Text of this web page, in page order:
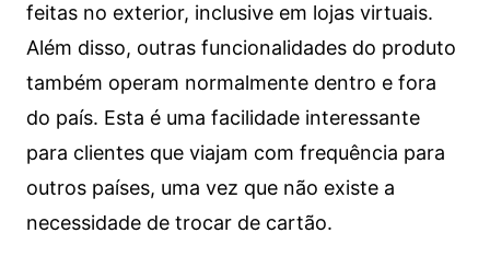
feitas no exterior, inclusive em lojas virtuais.
Além disso, outras funcionalidades do produto
também operam normalmente dentro e fora
do país. Esta é uma facilidade interessante
para clientes que viajam com frequência para
outros países, uma vez que não existe a
necessidade de trocar de cartão.